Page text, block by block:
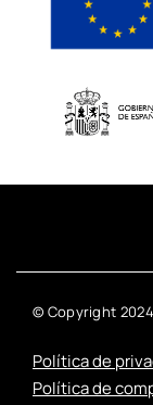
© Copyright
Política de
Política de